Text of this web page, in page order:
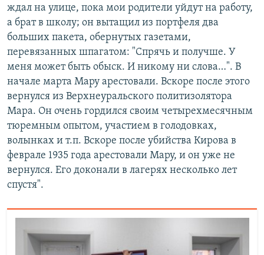
ждал на улице, пока мои родители уйдут на работу,
а брат в школу; он вытащил из портфеля два
больших пакета, обернутых газетами,
перевязанных шпагатом: "Спрячь и получше. У
меня может быть обыск. И никому ни слова…". В
начале марта Мару арестовали. Вскоре после этого
вернулся из Верхнеуральского политизолятора
Мара. Он очень гордился своим четырехмесячным
тюремным опытом, участием в голодовках,
волынках и т.п. Вскоре после убийства Кирова в
феврале 1935 года арестовали Мару, и он уже не
вернулся. Его доконали в лагерях несколько лет
спустя".